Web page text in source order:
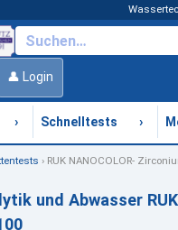
👤 Login
› Schnelltests ›
› RUK NANOCOLOR-
und Abwasser RUK